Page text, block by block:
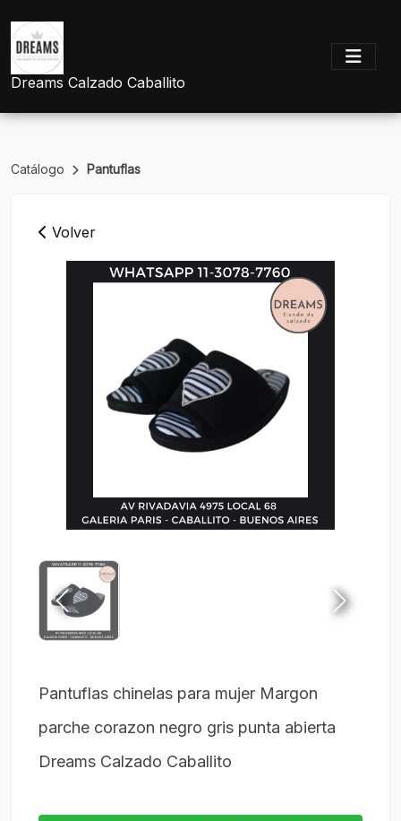
Dreams Calzado Caballito
Catálogo Pantuflas
Volver
Pantuflas chinelas para mujer Margon
parche corazon negro gris punta abierta
Dreams Calzado Caballito